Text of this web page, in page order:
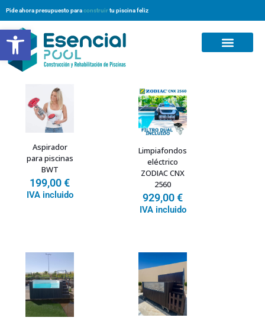
Abrir barra de herramientas
Pide ahora presupuesto paraconstruirtu piscina feliz
Aspirador
para piscinas
BWT
199,00€
IVA incluido
Limpiafondos
eléctrico
ZODIAC CNX
2560
929,00€
IVA incluido